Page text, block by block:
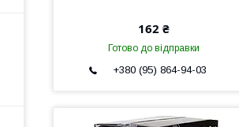
162 ₴
Готово до відправки
+380 (95) 864-94-03